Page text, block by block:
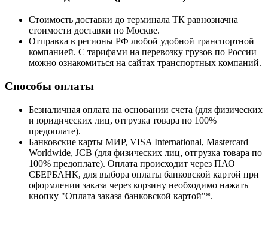
Стоимость доставки до терминала ТК равнозначна
стоимости доставки по Москве.
Отправка в регионы РФ любой удобной транспортной
компанией. С тарифами на перевозку грузов по России
можно ознакомиться на сайтах транспортных компаний.
Способы оплаты
Безналичная оплата на основании счета (для физических
и юридических лиц, отгрузка товара по 100%
предоплате).
Банковские карты МИР, VISA International, Mastercard
Worldwide, JCB (для физических лиц, отгрузка товара по
100% предоплате). Оплата происходит через ПАО
СБЕРБАНК, для выбора оплаты банковской картой при
оформлении заказа через корзину необходимо нажать
кнопку "Оплата заказа банковской картой"*.